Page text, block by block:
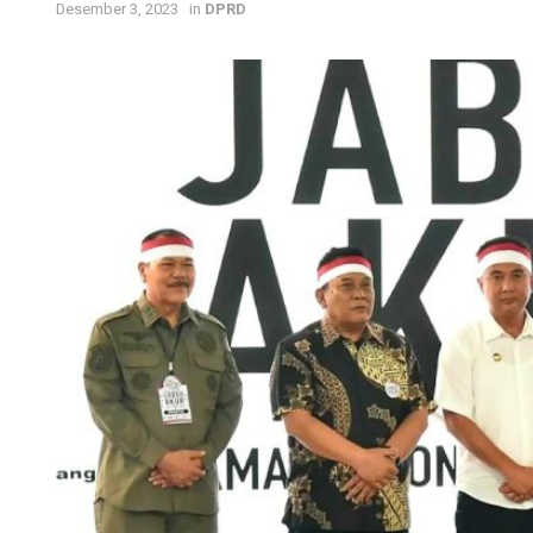
Desember 3, 2023 in DPRD